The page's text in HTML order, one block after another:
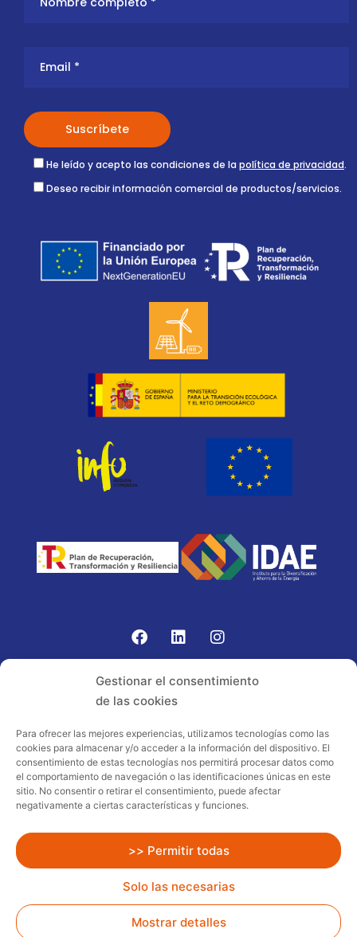
Gestionar el consentimiento
de las cookies
Para ofrecer las mejores experiencias, utilizamos tecnologías como las
cookies para almacenar y/o acceder a la información del dispositivo. El
consentimiento de estas tecnologías nos permitirá procesar datos como
el comportamiento de navegación o las identificaciones únicas en este
sitio. No consentir o retirar el consentimiento, puede afectar
negativamente a ciertas características y funciones.
>> Permitir todas
Solo las necesarias
Mostrar detalles
He leído y acepto las condiciones de la política de privacidad.
Deseo recibir información comercial de productos/servicios.
Proyecto acogido al programa de
incentivos ligados al autoconsumo y
almacenamiento, con fuentes de energía
renovables, así como a la implantación
sector residencial en el marco del Plan
de Recuperación, Transformación y
Resiliencia, financiado por la Unión
Europea – NextGenerationEU